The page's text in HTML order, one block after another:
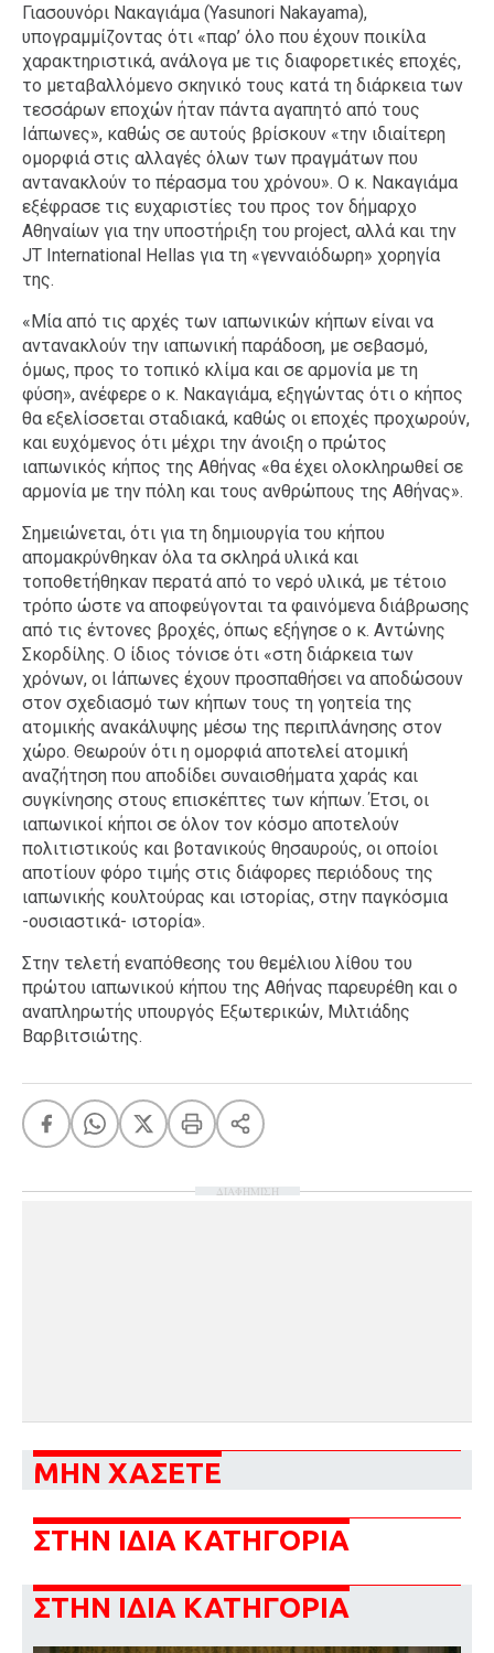
Γιασουνόρι Νακαγιάμα (Yasunori Nakayama),
υπογραμμίζοντας ότι «παρ’ όλο που έχουν ποικίλα
χαρακτηριστικά, ανάλογα με τις διαφορετικές εποχές,
το μεταβαλλόμενο σκηνικό τους κατά τη διάρκεια των
τεσσάρων εποχών ήταν πάντα αγαπητό από τους
Ιάπωνες», καθώς σε αυτούς βρίσκουν «την ιδιαίτερη
ομορφιά στις αλλαγές όλων των πραγμάτων που
αντανακλούν το πέρασμα του χρόνου». Ο κ. Νακαγιάμα
εξέφρασε τις ευχαριστίες του προς τον δήμαρχο
Αθηναίων για την υποστήριξη του project, αλλά και την
JT International Hellas για τη «γενναιόδωρη» χορηγία
της.
«Μία από τις αρχές των ιαπωνικών κήπων είναι να
αντανακλούν την ιαπωνική παράδοση, με σεβασμό,
όμως, προς το τοπικό κλίμα και σε αρμονία με τη
φύση», ανέφερε ο κ. Νακαγιάμα, εξηγώντας ότι ο κήπος
θα εξελίσσεται σταδιακά, καθώς οι εποχές προχωρούν,
και ευχόμενος ότι μέχρι την άνοιξη ο πρώτος
ιαπωνικός κήπος της Αθήνας «θα έχει ολοκληρωθεί σε
αρμονία με την πόλη και τους ανθρώπους της Αθήνας».
Σημειώνεται, ότι για τη δημιουργία του κήπου
απομακρύνθηκαν όλα τα σκληρά υλικά και
τοποθετήθηκαν περατά από το νερό υλικά, με τέτοιο
τρόπο ώστε να αποφεύγονται τα φαινόμενα διάβρωσης
από τις έντονες βροχές, όπως εξήγησε ο κ. Αντώνης
Σκορδίλης. Ο ίδιος τόνισε ότι «στη διάρκεια των
χρόνων, οι Ιάπωνες έχουν προσπαθήσει να αποδώσουν
στον σχεδιασμό των κήπων τους τη γοητεία της
ατομικής ανακάλυψης μέσω της περιπλάνησης στον
χώρο. Θεωρούν ότι η ομορφιά αποτελεί ατομική
αναζήτηση που αποδίδει συναισθήματα χαράς και
συγκίνησης στους επισκέπτες των κήπων. Έτσι, οι
ιαπωνικοί κήποι σε όλον τον κόσμο αποτελούν
πολιτιστικούς και βοτανικούς θησαυρούς, οι οποίοι
αποτίουν φόρο τιμής στις διάφορες περιόδους της
ιαπωνικής κουλτούρας και ιστορίας, στην παγκόσμια
-ουσιαστικά- ιστορία».
Στην τελετή εναπόθεσης του θεμέλιου λίθου του
πρώτου ιαπωνικού κήπου της Αθήνας παρευρέθη και ο
αναπληρωτής υπουργός Εξωτερικών, Μιλτιάδης
Βαρβιτσιώτης.
ΔΙΑΦΗΜΙΣΗ
ΜΗΝ ΧΑΣΕΤΕ
ΣΤΗΝ ΙΔΙΑ ΚΑΤΗΓΟΡΙΑ
ΣΤΗΝ ΙΔΙΑ ΚΑΤΗΓΟΡΙΑ